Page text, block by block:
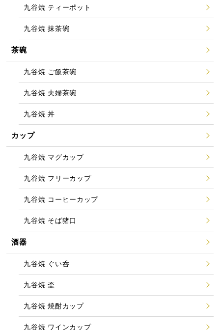
九谷焼 ティーポット
九谷焼 抹茶碗
茶碗
九谷焼 ご飯茶碗
九谷焼 夫婦茶碗
九谷焼 丼
カップ
九谷焼 マグカップ
九谷焼 フリーカップ
九谷焼 コーヒーカップ
九谷焼 そば猪口
酒器
九谷焼 ぐい呑
九谷焼 盃
九谷焼 焼酎カップ
九谷焼 ワインカップ